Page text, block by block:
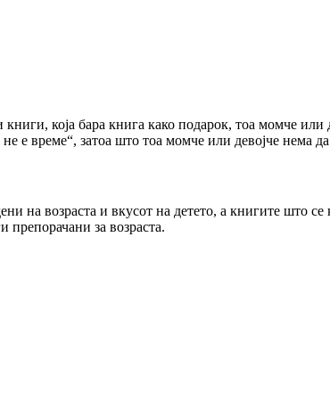
која бара книга како подарок, тоа момче
е време“, затоа што тоа момче или девојче нема
на возраста и вкусот на детето, а книгите што
препорачани за возраста.